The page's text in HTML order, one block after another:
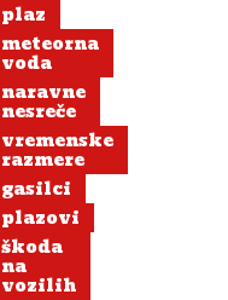
plaz
meteorna
voda
naravne
nesreče
vremenske
razmere
gasilci
plazovi
škoda
na
vozilih